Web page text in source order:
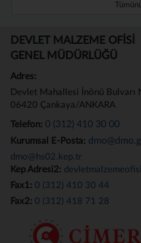
DEVLET MALZEME OFİSİ
GENEL MÜDÜRLÜĞÜ
Adres:
Devlet Mahallesi İnönü Bulvarı
06420 Çankaya/ANKARA
Telefon: 0 (312) 410 30 00
Kurumsal E-Posta:
dmo@hs02.kep.tr
Kep Adresi2:
Fax1: 0 (312) 410 30 44
Fax2: 0 (312) 418 71 28